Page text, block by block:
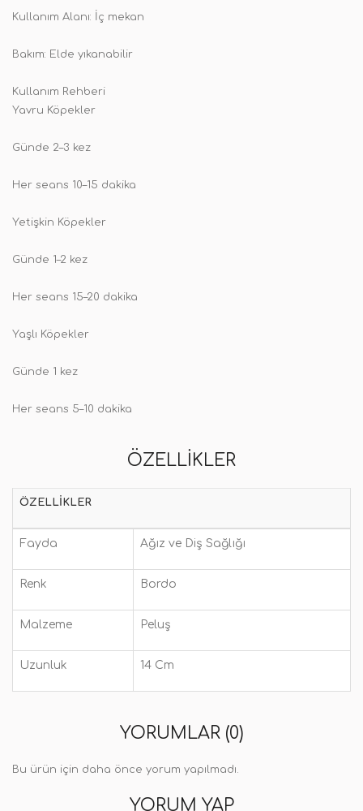
Kullanım Alanı: İç mekan
Bakım: Elde yıkanabilir
Kullanım Rehberi
Yavru Köpekler
Günde 2–3 kez
Her seans 10–15 dakika
Yetişkin Köpekler
Günde 1–2 kez
Her seans 15–20 dakika
Yaşlı Köpekler
Günde 1 kez
Her seans 5–10 dakika
ÖZELLIKLER
ÖZELLIKLER
Fayda Ağız ve Diş Sağlığı
Renk Bordo
Malzeme Peluş
Uzunluk 14 Cm
YORUMLAR (0)
Bu ürün için daha önce yorum yapılmadı.
YORUM YAP